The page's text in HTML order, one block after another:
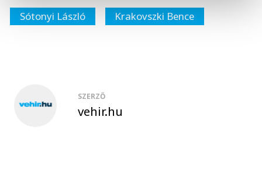
Sótonyi László
Krakovszki Bence
SZERZŐ
vehir.hu